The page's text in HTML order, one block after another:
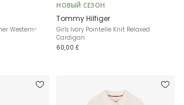
Western-
НОВЫЙ СЕЗОН
Tommy Hilfiger
Girls Ivory Pointelle Knit Relaxed
Cardigan
60,00 £